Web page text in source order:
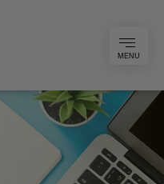
MENU